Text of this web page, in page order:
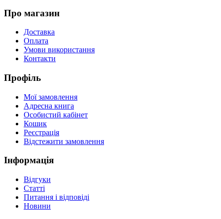
Про магазин
Доставка
Оплата
Умови використання
Контакти
Профіль
Мої замовлення
Адресна книга
Особистий кабінет
Кошик
Реєстрація
Відстежити замовлення
Інформація
Відгуки
Статті
Питання і відповіді
Новини